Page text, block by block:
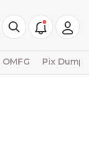
OMFG Pix Dump